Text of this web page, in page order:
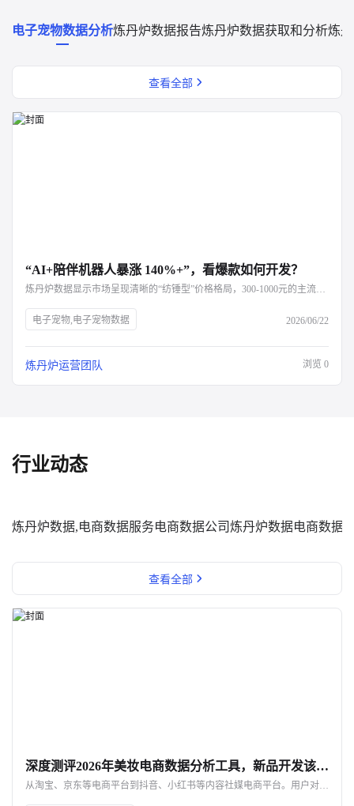
电子宠物数据分析炼丹炉数据报告炼丹炉数据获取和分析炼
查看全部
“AI+陪伴机器人暴涨 140%+”，看爆款如何开发？
炼丹炉数据显示市场呈现清晰的“纺锤型”价格格局，300-1000元的主流价位段最受青睐，反映出用户追求“性价比”与“功能体验平衡”的消费心理。值得注意的是，核心消费者以成年女性为主，与潮玩消费群体高度重合，凸显了其情感消费属性。竞争格局上，技术派、潮玩派与母婴派同场竞技，但未来胜负手在于能否在特定场景中，通过精准的“人设”打造与情绪洞察，赢得用户信任。文章最后重点指出了儿童、银发和宠物三大垂直场景的差异化发展路径，预示着赛道将从通用陪伴向满足深度个性化需求的“垂直深耕”演进。
电子宠物,电子宠物数据 2026/06/22
炼丹炉运营团队 浏览 0
行业动态
炼丹炉数据,电商数据服务电商数据公司炼丹炉数据电商数据
查看全部
深度测评2026年美妆电商数据分析工具，新品开发该选哪个平台？
从淘宝、京东等电商平台到抖音、小红书等内容社媒电商平台。用户对美妆品牌的喜好都不一样。那所有平台的数据是分开的，你知道这些数据是可以看到一些新品研发的方向，但是你没有办法把他们放在一起去研究，因为数据的整合比较费劲。因此需要借助电商数据分析工具，但这些工具本身侧重点页不同，下面我们就分析下这些工具的特点。